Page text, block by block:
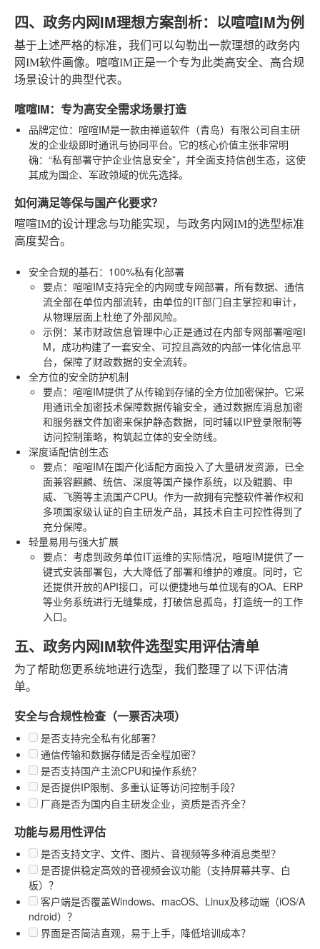
四、政务内网IM理想方案剖析：以喧喧IM为例
基于上述严格的标准，我们可以勾勒出一款理想的政务内
网IM软件画像。喧喧IM正是一个专为此类高安全、高合规
场景设计的典型代表。
喧喧IM：专为高安全需求场景打造
品牌定位：喧喧IM是一款由禅道软件（青岛）有限公司自主研
发的企业级即时通讯与协同平台。它的核心价值主张非常明
确：“私有部署守护企业信息安全”，并全面支持信创生态，这使
其成为国企、军政领域的优先选择。
如何满足等保与国产化要求？
喧喧IM的设计理念与功能实现，与政务内网IM的选型标准
高度契合。
安全合规的基石：100%私有化部署
要点：喧喧IM支持完全的内网或专网部署，所有数据、通信
流全部在单位内部流转，由单位的IT部门自主掌控和审计，
从物理层面上杜绝了外部风险。
示例：某市财政信息管理中心正是通过在内部专网部署喧喧I
M，成功构建了一套安全、可控且高效的内部一体化信息平
台，保障了财政数据的安全流转。
全方位的安全防护机制
要点：喧喧IM提供了从传输到存储的全方位加密保护。它采
用通讯全加密技术保障数据传输安全，通过数据库消息加密
和服务器文件加密来保护静态数据，同时辅以IP登录限制等
访问控制策略，构筑起立体的安全防线。
深度适配信创生态
要点：喧喧IM在国产化适配方面投入了大量研发资源，已全
面兼容麒麟、统信、深度等国产操作系统，以及鲲鹏、申
威、飞腾等主流国产CPU。作为一款拥有完整软件著作权和
多项国家级认证的自主研发产品，其技术自主可控性得到了
充分保障。
轻量易用与强大扩展
要点：考虑到政务单位IT运维的实际情况，喧喧IM提供了一
键式安装部署包，大大降低了部署和维护的难度。同时，它
还提供开放的API接口，可以便捷地与单位现有的OA、ERP
等业务系统进行无缝集成，打破信息孤岛，打造统一的工作
入口。
五、政务内网IM软件选型实用评估清单
为了帮助您更系统地进行选型，我们整理了以下评估清
单。
安全与合规性检查（一票否决项）
是否支持完全私有化部署？
通信传输和数据存储是否全程加密？
是否支持国产主流CPU和操作系统？
是否提供IP限制、多重认证等访问控制手段？
厂商是否为国内自主研发企业，资质是否齐全？
功能与易用性评估
是否支持文字、文件、图片、音视频等多种消息类型？
是否提供稳定高效的音视频会议功能（支持屏幕共享、白
板）？
客户端是否覆盖Windows、macOS、Linux及移动端（iOS/A
ndroid）？
界面是否简洁直观，易于上手，降低培训成本？